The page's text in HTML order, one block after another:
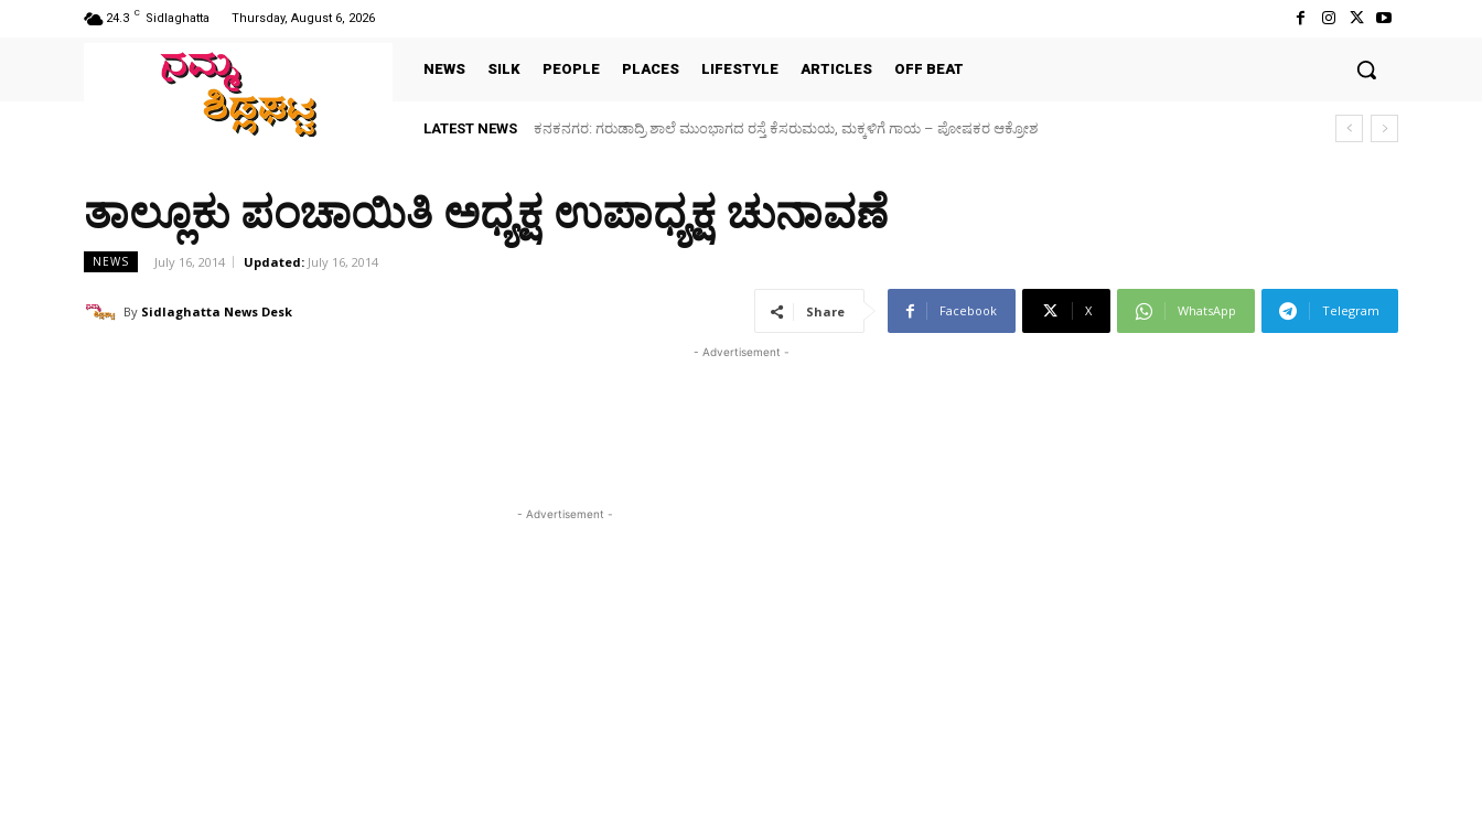
24.3 C Sidlaghatta Thursday, August 6, 2026
NEWS SILK PEOPLE PLACES LIFESTYLE ARTICLES OFF BEAT
LATEST NEWS Sidlaghatta Silk Cocoon Market-06/08/2026
ತಾಲ್ಲೂಕು ಪಂಚಾಯಿತಿ ಅಧ್ಯಕ್ಷ ಉಪಾಧ್ಯಕ್ಷ ಚುನಾವಣೆ
NEWS July 16, 2014 Updated: July 16, 2014
By Sidlaghatta News Desk Share Facebook X WhatsApp Telegram
- Advertisement -
- Advertisement -